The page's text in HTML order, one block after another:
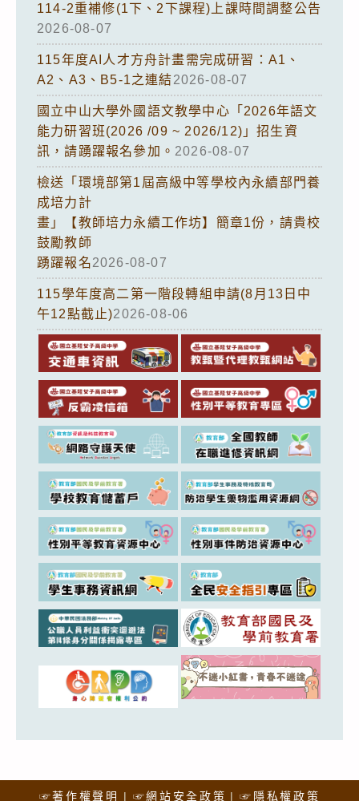
114-2重補修(1下、2下課程)上課時間調整公告
2026-08-07
115年度AI人才方舟計畫需完成研習：A1、
A2、A3、B5-1之連結2026-08-07
國立中山大學外國語文教學中心「2026年語文
能力研習班(2026 /09 ~ 2026/12)」招生資
訊，請踴躍報名參加。 2026-08-07
檢送「環境部第1屆高級中等學校內永續部門養
成培力計
畫」【教師培力永續工作坊】簡章1份，請貴校
鼓勵教師
踴躍報名2026-08-07
115學年度高二第一階段轉組申請(8月13日中
午12點截止)2026-08-06
☞著作權聲明 ☞網站安全政策 ☞隱私權政策